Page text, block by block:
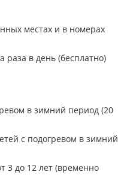
местах и в номерах
раза в день (бесплатно)
в зимний период (20
с подогревом в зимний
3 до 12 лет (временно